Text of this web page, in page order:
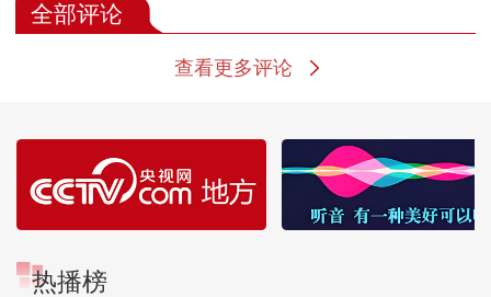
全部评论
查看更多评论
热播榜